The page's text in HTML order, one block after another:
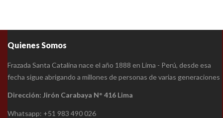
Quienes Somos
Frazada Santa Catalina nace el año 1888 en Lima - Perú, desde esa
fecha sigue abrigando a millones de personas de varias generaciones
Dirección: Jirón Carabaya N° 416 Lima
Whatsapp: +51 983 490 026